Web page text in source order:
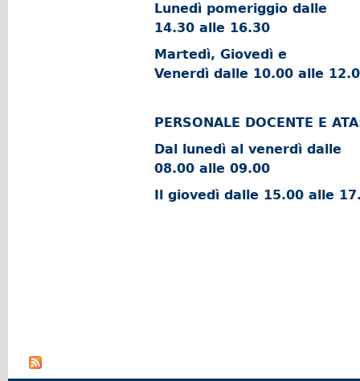
Lunedì pomeriggio dalle
14.30 alle 16.30
Martedì, Giovedì e
Venerdì dalle 10.00 alle
PERSONALE DOCENTE E
Dal lunedì al venerdì dalle
08.00 alle 09.00
Il giovedì dalle 15.00 alle